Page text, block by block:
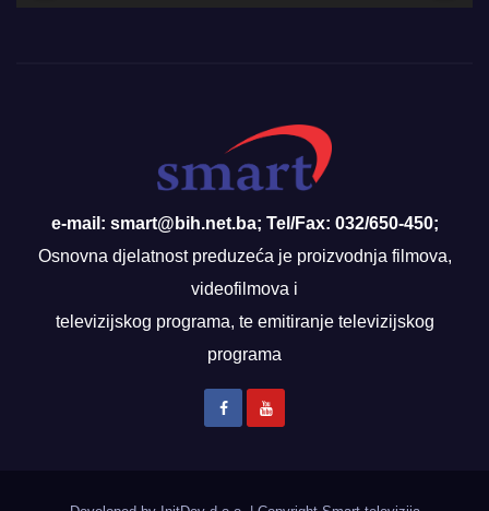
e-mail: smart@bih.net.ba; Tel/Fax: 032/650-450;
Osnovna djelatnost preduzeća je proizvodnja filmova,
videofilmova i
televizijskog programa, te emitiranje televizijskog
programa